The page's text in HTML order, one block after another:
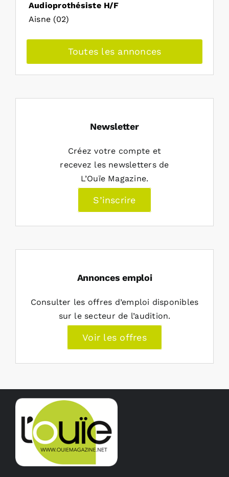
Audioprothésiste H/F
Aisne (02)
Toutes les annonces
Newsletter
Créez votre compte et
recevez les newsletters de
L’Ouïe Magazine.
S’inscrire
Annonces emploi
Consulter les offres d’emploi disponibles
sur le secteur de l’audition.
Voir les offres